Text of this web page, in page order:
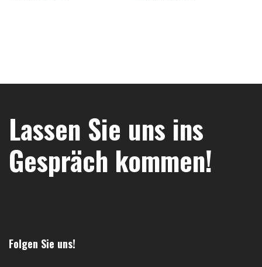
Lassen Sie uns ins
Gespräch kommen!
Folgen Sie uns!